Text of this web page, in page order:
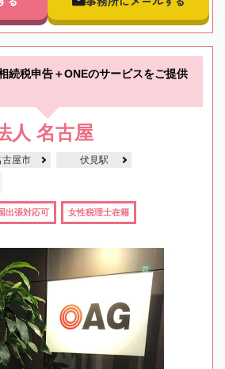
続税申告＋ONEのサービスをご提供
人 名古屋
古屋市 伏見駅
出張対応可 女性税理士在籍